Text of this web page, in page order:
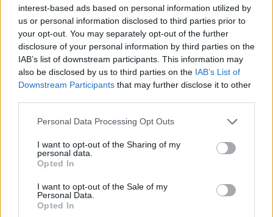
interest-based ads based on personal information utilized by
us or personal information disclosed to third parties prior to
your opt-out. You may separately opt-out of the further
disclosure of your personal information by third parties on the
IAB’s list of downstream participants. This information may
also be disclosed by us to third parties on the IAB’s List of
Downstream Participants that may further disclose it to other
Personal Data Processing Opt Outs
I want to opt-out of the Sharing of my
personal data.
Opted In
I want to opt-out of the Sale of my
Personal Data.
Opted In
Érettségizzetek velünk!
Az Eduline-on az idén is megtaláljátok a legfrissebb infókat az
érettségiről: a vizsgák napján reggeltől estig beszámolunk a